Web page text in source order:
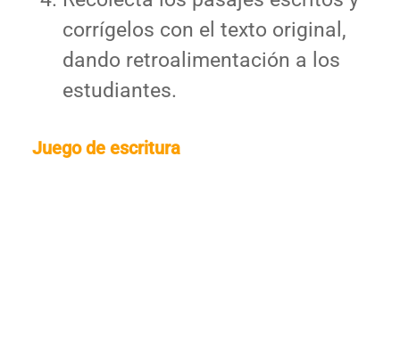
corrígelos con el texto original,
dando retroalimentación a los
estudiantes.
Juego de escritura